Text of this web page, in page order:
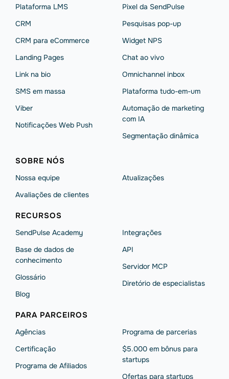
Plataforma LMS
CRM
CRM para eCommerce
Landing Pages
Link na bio
SMS em massa
Viber
Notificações Web Push
Pixel da SendPulse
Pesquisas pop-up
Widget NPS
Chat ao vivo
Omnichannel inbox
Plataforma tudo-em-um
Automação de marketing
com IA
Segmentação dinâmica
SOBRE NÓS
Nossa equipe
Avaliações de clientes
Atualizações
RECURSOS
SendPulse Academy
Base de dados de
conhecimento
Glossário
Blog
Integrações
API
Servidor MCP
Diretório de especialistas
PARA PARCEIROS
Agências
Сertificação
Programa de Afiliados
Programa de parcerias
$5.000 em bônus para
startups
Ofertas para startups